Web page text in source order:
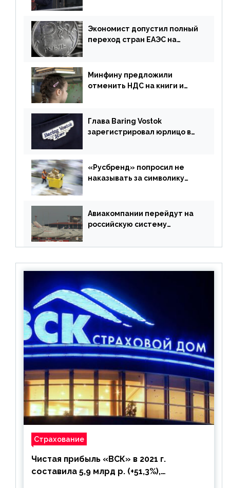
Экономист допустил полный
переход стран ЕАЭС на
Минфину предложили
отменить НДС на книги и
Глава Baring Vostok
зарегистрировал юрлицо в
«Русбренд» попросил не
наказывать за символику
Авиакомпании перейдут на
российскую систему
Страхование
Чистая прибыль «ВСК» в 2021 г.
составила 5,9 млрд р. (+51,3%),